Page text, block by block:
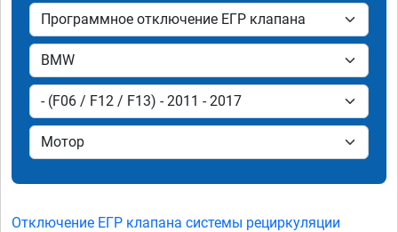
Отключение ЕГР клапана системы рециркуляции